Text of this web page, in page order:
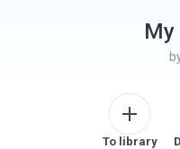
My
To library